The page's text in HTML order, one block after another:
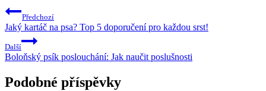
Předchozí
Jaký kartáč na psa? Top 5 doporučení pro každou srst!
Další
Boloňský psík poslouchání: Jak naučit poslušnosti
Podobné příspěvky